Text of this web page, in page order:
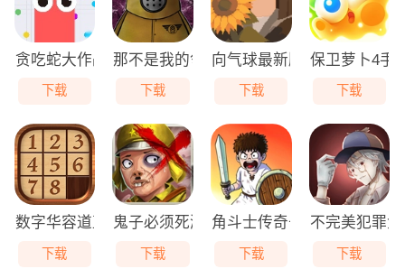
贪吃蛇大作战免费版
下载
那不是我的邻居游戏无广告版
下载
向气球最新版
下载
保卫萝卜4手
下载
数字华容道直装版
下载
鬼子必须死游戏最新版
下载
角斗士传奇去广告版
下载
不完美犯罪
下载